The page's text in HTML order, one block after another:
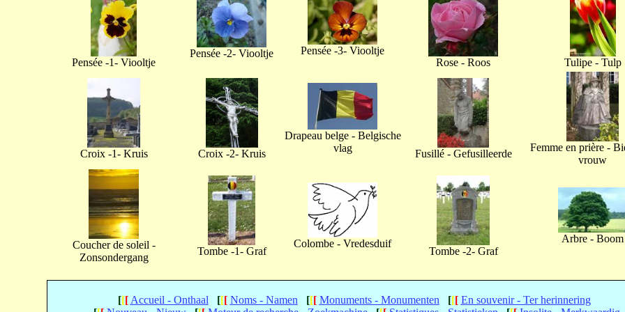
Pensée -1- Viooltje
Pensée -2- Viooltje
Pensée -3- Viooltje
Rose - Roos
Tulipe - Tulp
Croix -1- Kruis Croix -2- Kruis
Drapeau belge - Belgische
vlag
Fusillé - Gefusilleerde
Femme en prière -
vrouw
Coucher de soleil -
Zonsondergang
Tombe -1- Graf
Colombe - Vredesduif
Tombe -2- Graf
Arbre - Boom
[[[ Accueil - Onthaal [[[ Noms - Namen [[[ Monuments - Monumenten [[[ En souvenir - Ter herinnering